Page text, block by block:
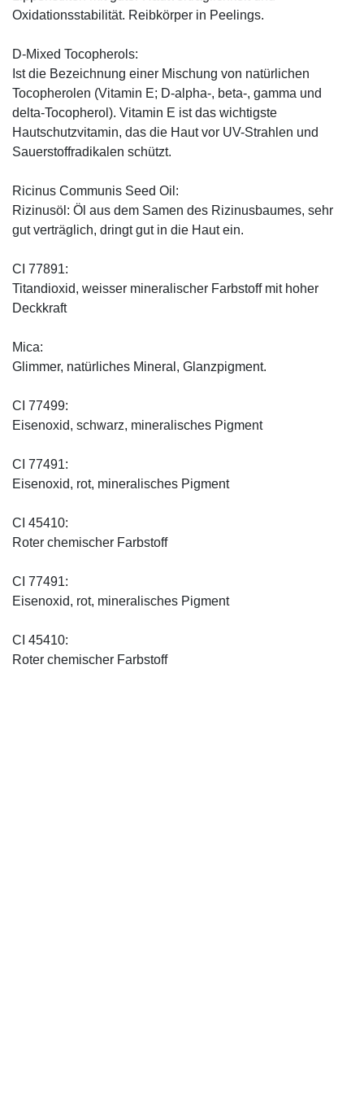
Oxidationsstabilität. Reibkörper in Peelings.
D-Mixed Tocopherols:
Ist die Bezeichnung einer Mischung von natürlichen
Tocopherolen (Vitamin E; D-alpha-, beta-, gamma und
delta-Tocopherol). Vitamin E ist das wichtigste
Hautschutzvitamin, das die Haut vor UV-Strahlen und
Sauerstoffradikalen schützt.
Ricinus Communis Seed Oil:
Rizinusöl: Öl aus dem Samen des Rizinusbaumes, sehr
gut verträglich, dringt gut in die Haut ein.
CI 77891:
Titandioxid, weisser mineralischer Farbstoff mit hoher
Deckkraft
Mica:
Glimmer, natürliches Mineral, Glanzpigment.
CI 77499:
Eisenoxid, schwarz, mineralisches Pigment
CI 77491:
Eisenoxid, rot, mineralisches Pigment
CI 45410:
Roter chemischer Farbstoff
CI 77491:
Eisenoxid, rot, mineralisches Pigment
CI 45410:
Roter chemischer Farbstoff